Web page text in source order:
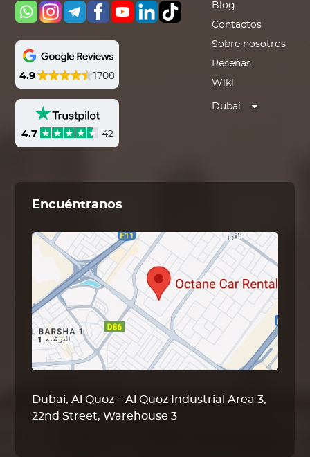
4.9 1708
4.7 42
Blog
Contactos
Sobre nosotros
Reseñas
Wiki
Dubai
Encuéntranos
Dubai, Al Quoz – Al Quoz Industrial Area 3,
22nd Street, Warehouse 3